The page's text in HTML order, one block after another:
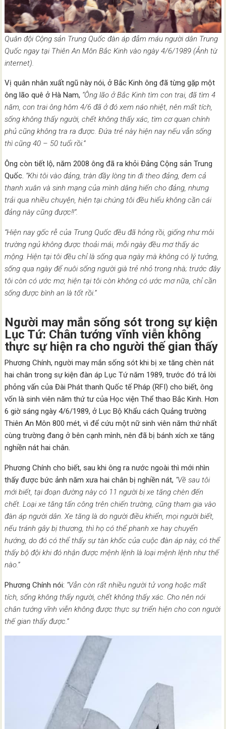
Quân đội Cộng sản Trung Quốc đàn áp đẫm máu người dân Trung
Quốc ngay tại Thiên An Môn Bắc Kinh vào ngày 4/6/1989 (Ảnh từ
internet).
Vị quân nhân xuất ngũ này nói, ở Bắc Kinh ông đã từng gặp một
ông lão quê ở Hà Nam, “Ông lão ở Bắc Kinh tìm con trai, đã tìm 4
năm, con trai ông hôm 4/6 đã ở đó xem náo nhiệt, nên mất tích,
sống không thấy người, chết không thấy xác, tìm cơ quan chính
phủ cũng không tra ra được. Đứa trẻ này hiện nay nếu vẫn sống
thì cũng 40 – 50 tuổi rồi.”
Ông còn tiết lộ, năm 2008 ông đã ra khỏi Đảng Cộng sản Trung
Quốc. “Khi tôi vào đảng, tràn đầy lòng tin đi theo đảng, đem cả
thanh xuân và sinh mạng của mình dâng hiến cho đảng, nhưng
trải qua nhiều chuyện, hiện tại chúng tôi đều hiểu không cần cái
đảng này cũng được!!”.
“Hiện nay gốc rễ của Trung Quốc đều đã hỏng rồi, giống như môi
trường ngủ không được thoải mái, mỗi ngày đều mơ thấy ác
mộng. Hiện tại tôi đều chỉ là sống qua ngày mà không có lý tưởng,
sống qua ngày để nuôi sống người già trẻ nhỏ trong nhà; trước đây
tôi còn có ước mơ, hiện tại tôi còn không có ước mơ nữa, chỉ cần
sống được bình an là tốt rồi.”
Người may mắn sống sót trong sự kiện
Lục Tứ: Chân tướng vĩnh viễn không
thực sự hiện ra cho người thế gian thấy
Phương Chính, người may mắn sống sót khi bị xe tăng chèn nát
hai chân trong sự kiện đàn áp Lục Tứ năm 1989, trước đó trả lời
phỏng vấn của Đài Phát thanh Quốc tế Pháp (RFI) cho biết, ông
vốn là sinh viên năm thứ tư của Học viện Thể thao Bắc Kinh. Hơn
6 giờ sáng ngày 4/6/1989, ở Lục Bộ Khẩu cách Quảng trường
Thiên An Môn 800 mét, vì để cứu một nữ sinh viên năm thứ nhất
cùng trường đang ở bên cạnh mình, nên đã bị bánh xích xe tăng
nghiền nát hai chân.
Phương Chính cho biết, sau khi ông ra nước ngoài thì mới nhìn
thấy được bức ảnh năm xưa hai chân bị nghiền nát, “Về sau tôi
mới biết, tại đoạn đường này có 11 người bị xe tăng chèn đến
chết. Loại xe tăng tấn công trên chiến trường, cũng tham gia vào
đàn áp người dân. Xe tăng là do người điều khiển, mọi người biết,
nếu tránh gây bị thương, thì họ có thể phanh xe hay chuyển
hướng, do đó có thể thấy sự tàn khốc của cuộc đàn áp này, có thể
thấy bộ đội khi đó nhận được mệnh lệnh là loại mệnh lệnh như thế
nào.”
Phương Chính nói: “Vẫn còn rất nhiều người tử vong hoặc mất
tích, sống không thấy người, chết không thấy xác. Cho nên nói
chân tướng vĩnh viễn không được thực sự triển hiện cho con người
thế gian thấy được.”